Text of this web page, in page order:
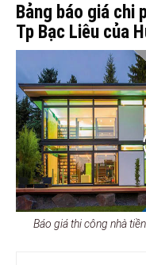
Bảng báo giá chi
Tp Bạc Liêu của
Báo giá thi công nhà